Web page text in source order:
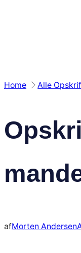
Home Alle
afMorten Andersen